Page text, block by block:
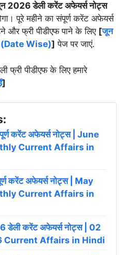
2026 डेली करेंट अफेयर्स नोट्स
पूरे महीने का संपूर्ण करेंट अफेयर्स
और फ्री पीडीएफ पाने के लिए [जून
(Date Wise)] पेज पर जाएं.
पीडीएफ के लिए हमारे
]
करेंट अफेयर्स नोट्स | June
Current Affairs in
करेंट अफेयर्स नोट्स | May
Current Affairs in
करेंट अफेयर्स नोट्स | 02
Current Affairs in Hindi